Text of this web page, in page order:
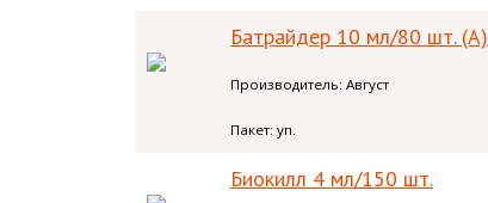
Батрайдер 10 мл/80 шт. (А)
Производитель: Август
Пакет: уп.
Биокилл 4 мл/150 шт.